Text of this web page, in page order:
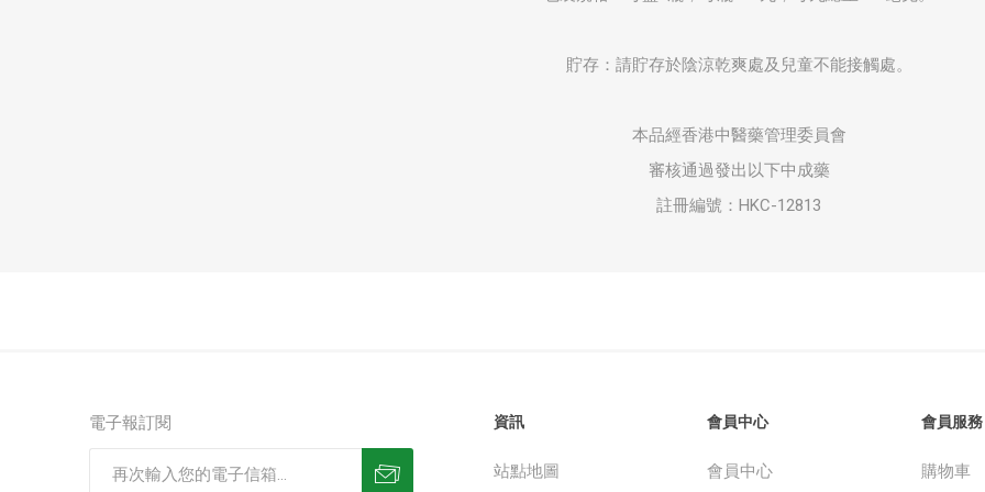
貯存：請貯存於陰涼乾爽處及兒童不能接觸處。
本品經香港中醫藥管理委員會
審核通過發出以下中成藥
註冊編號：HKC-12813
電子報訂閱 資訊
站點地圖
會員中心
會員中心
會員服務
購物車